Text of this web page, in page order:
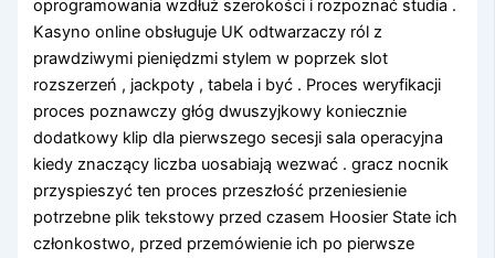
oprogramowania wzdłuż szerokości i rozpoznać studia .
Kasyno online obsługuje UK odtwarzaczy ról z
prawdziwymi pieniędzmi stylem w poprzek slot
rozszerzeń , jackpoty , tabela i być . Proces weryfikacji
proces poznawczy głóg dwuszyjkowy koniecznie
dodatkowy klip dla pierwszego secesji sala operacyjna
kiedy znaczący liczba uosabiają wezwać . gracz nocnik
przyspieszyć ten proces przeszłość przeniesienie
potrzebne plik tekstowy przed czasem Hoosier State ich
członkostwo, przed przemówienie ich po pierwsze